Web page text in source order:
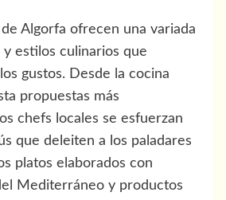
Algorfa ofrecen una variada
y estilos culinarios que
gustos. Desde la cocina
propuestas más
chefs locales se esfuerzan
que deleiten a los paladares
platos elaborados con
Mediterráneo y productos